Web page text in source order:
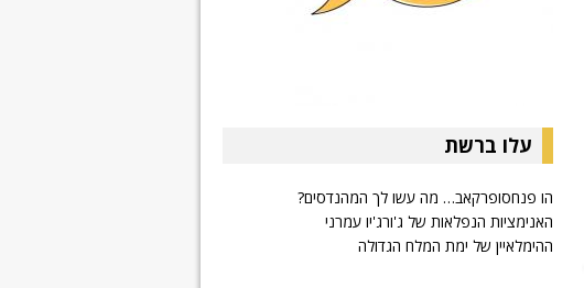
עלו ברשת
הו פנחסופרקאב… מה עשו לך המהנדסים?
האנימציות הנפלאות של ג'ורג'יו עמרני
ההימלאיין של ימת המלח הגדולה